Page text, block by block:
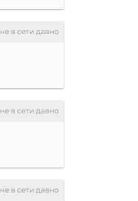
не в сети давно
не в сети давно
не в сети давно